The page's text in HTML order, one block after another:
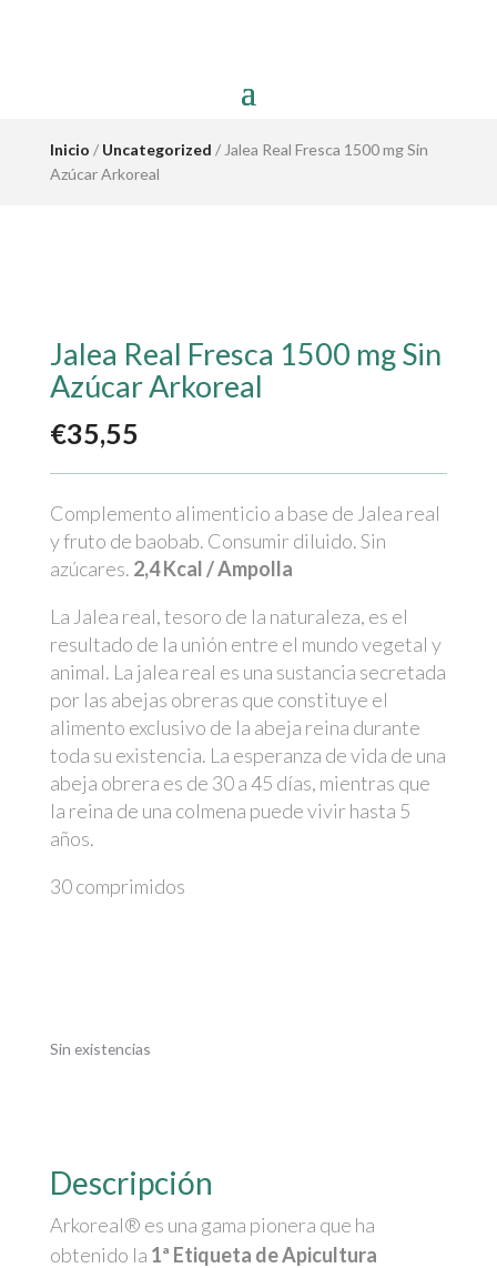
Inicio / Uncategorized / Jalea Real Fresca 1500 mg Sin
Azúcar Arkoreal
Jalea Real Fresca 1500 mg Sin
Azúcar Arkoreal
€35,55
Complemento alimenticio a base de Jalea real
y fruto de baobab. Consumir diluido. Sin
azúcares. 2,4 Kcal / Ampolla
La Jalea real, tesoro de la naturaleza, es el
resultado de la unión entre el mundo vegetal y
animal. La jalea real es una sustancia secretada
por las abejas obreras que constituye el
alimento exclusivo de la abeja reina durante
toda su existencia. La esperanza de vida de una
abeja obrera es de 30 a 45 días, mientras que
la reina de una colmena puede vivir hasta 5
años.
30 comprimidos
Sin existencias
Descripción
Arkoreal® es una gama pionera que ha
obtenido la 1ª Etiqueta de Apicultura